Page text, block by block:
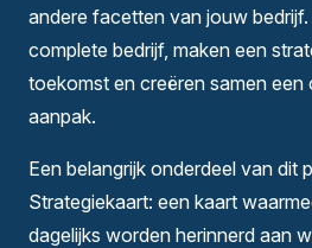
andere facetten van jouw
complete bedrijf, maken een
toekomst en creëren samen
aanpak.
Een belangrijk onderdeel van dit
Strategiekaart: een kaart
dagelijks worden herinnerd aan